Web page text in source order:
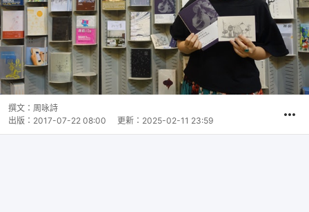
撰文： 周咏詩
出版： 2017-07-22 08:00 更新： 2025-02-11 23:59